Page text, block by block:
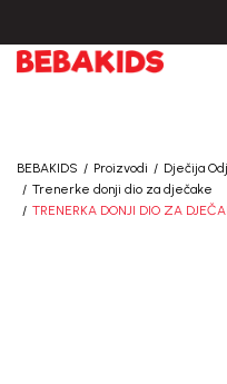
BEBAKIDS Proizvodi Dječija
Trenerke donji dio za dječake
TRENERKA DONJI DIO ZA
putem